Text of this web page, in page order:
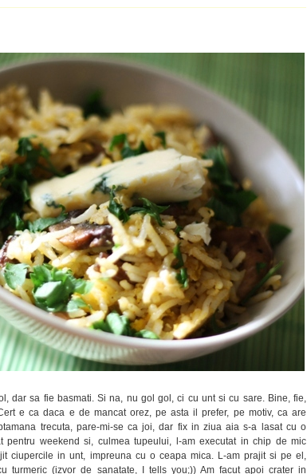
dar sa fie basmati. Si na, nu gol gol, ci cu unt si cu sare. Bine, fie,
e ca daca e de mancat orez, pe asta il prefer, pe motiv, ca are
trecuta, pare-mi-se ca joi, dar fix in ziua aia s-a lasat cu o
pentru weekend si, culmea tupeului, l-am executat in chip de mic
ciupercile in unt, impreuna cu o ceapa mica. L-am prajit si pe el,
turmeric (izvor de sanatate, I tells you;)) Am facut apoi crater in